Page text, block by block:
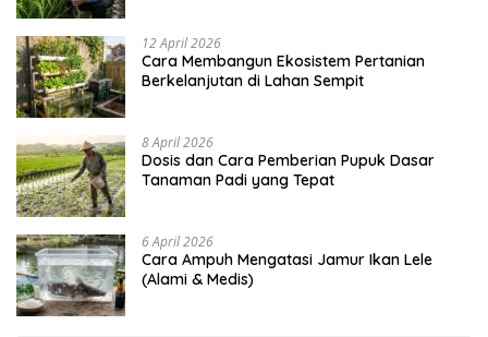
12 April 2026
Cara Membangun Ekosistem Pertanian
Berkelanjutan di Lahan Sempit
8 April 2026
Dosis dan Cara Pemberian Pupuk Dasar
Tanaman Padi yang Tepat
6 April 2026
Cara Ampuh Mengatasi Jamur Ikan Lele
(Alami & Medis)